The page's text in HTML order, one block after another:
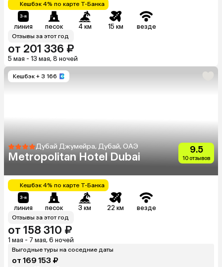
Кешбэк 4% по карте Т-Банка
линия песок 4 км 15 км везде
Отзывы за этот год
от 201 336 ₽
5 мая - 13 мая, 8 ночей
Кешбэк + 3 166
Дубай Джумейра, Дубай, ОАЭ
Metropolitan Hotel Dubai
9.5
10 отзывов
Кешбэк 4% по карте Т-Банка
линия песок 3 км 22 км везде
Отзывы за этот год
от 158 310 ₽
1 мая - 7 мая, 6 ночей
Выгодные туры на соседние даты
от 169 153 ₽